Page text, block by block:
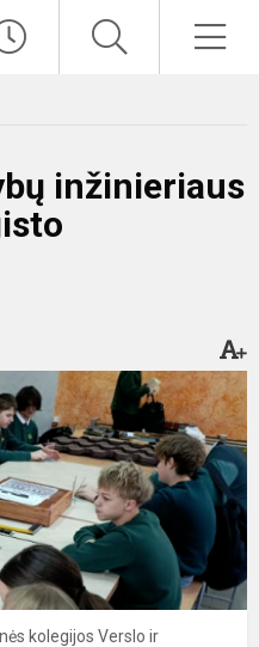
inžinieriaus
kolegijos Verslo ir